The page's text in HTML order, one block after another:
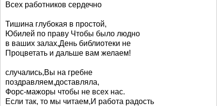
Всех работников сердечно
Тишина глубокая в простой,
Юбилей по праву Чтобы было людно
в ваших залах,День библиотеки не
Процветать и дальше вам желаем!
случались,Вы на гребне
поздравляем,доставляла,
Форс-мажоры чтобы не всех нас.
Если так, то мы читаем,И работа радость